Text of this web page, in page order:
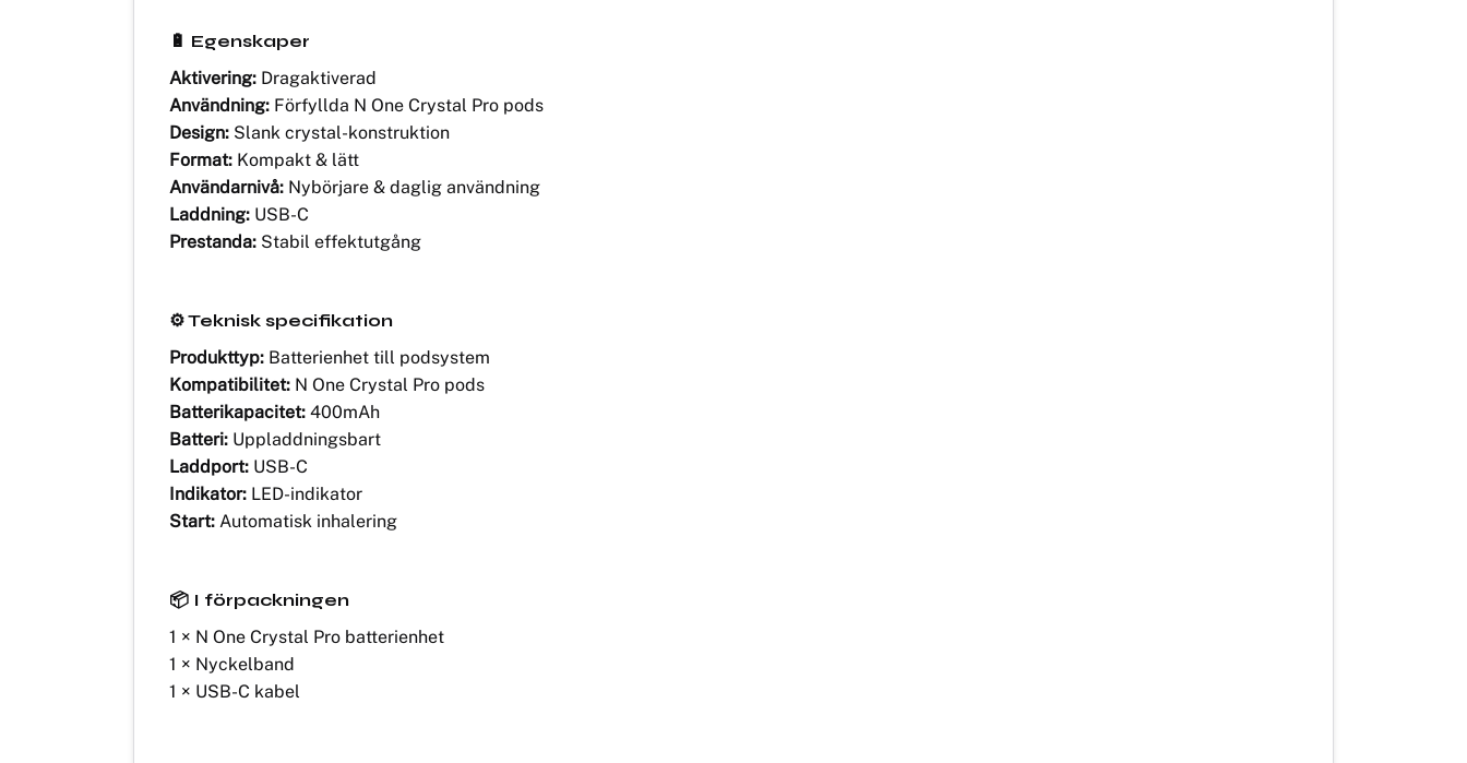
🔋 Egenskaper
Aktivering: Dragaktiverad
Användning: Förfyllda N One Crystal Pro pods
Design: Slank crystal-konstruktion
Format: Kompakt & lätt
Användarnivå: Nybörjare & daglig användning
Laddning: USB-C
Prestanda: Stabil effektutgång
⚙️ Teknisk specifikation
Produkttyp: Batterienhet till podsystem
Kompatibilitet: N One Crystal Pro pods
Batterikapacitet: 400mAh
Batteri: Uppladdningsbart
Laddport: USB-C
Indikator: LED-indikator
Start: Automatisk inhalering
📦 I förpackningen
1 × N One Crystal Pro batterienhet
1 × Nyckelband
1 × USB-C kabel